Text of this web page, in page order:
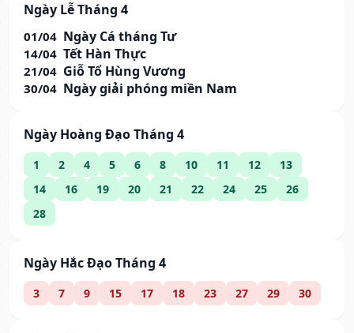
Ngày Lễ Tháng 4
01/04 Ngày Cá tháng Tư
14/04 Tết Hàn Thực
21/04 Giỗ Tổ Hùng Vương
30/04 Ngày giải phóng miền Nam
Ngày Hoàng Đạo Tháng 4
1 2 4 5 6 8 10 11 12
13
14
16 19 20 21 22 24 25
26
28
Ngày Hắc Đạo Tháng 4
3 7 9 15 17 18 23 27 29 30